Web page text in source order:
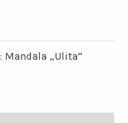
Mandala „Ulita“